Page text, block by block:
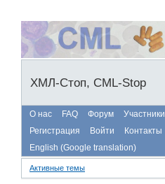
ХМЛ-Стоп, CML-Stop
О нас FAQ Форум Участники
Регистрация
Войти
Контакты
English (Google translation)
Активные темы